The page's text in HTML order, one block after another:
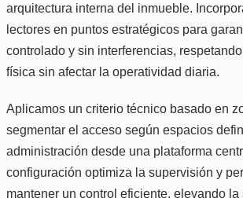
arquitectura interna del inmueble.
lectores en puntos estratégicos para
controlado y sin interferencias,
física sin afectar la operatividad diaria.
Aplicamos un criterio técnico basado en
segmentar el acceso según espacios
administración desde una plataforma
configuración optimiza la supervisión y
mantener un control eficiente, elevando